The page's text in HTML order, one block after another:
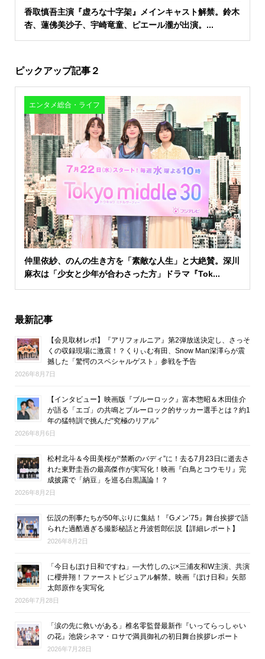
香取慎吾主演『虚ろな十字架』メインキャスト解禁。鈴木
杏、蓮佛美沙子、宇崎竜童、ピエール瀧が出演。...
ピックアップ記事２
エンタメ総合・ライフ
仲里依紗、のんの生き方を「素敵な人生」と大絶賛。深川
麻衣は「少女と少年が合わさった方」ドラマ『Tok...
最新記事
【会見取材レポ】『アリフォルニア』第2弾放送決定し、さっそ
くの収録現場に激震！？くりぃむ有田、Snow Man深澤らが震
撼した「驚愕のスペシャルゲスト」参戦を予告
2026年8月7日
【インタビュー】映画版『ブルーロック』富本惣昭＆木田佳介
が語る「エゴ」の共鳴とブルーロック的サッカー選手とは？約1
年の猛特訓で挑んだ“究極のリアル”
2026年8月6日
松村北斗＆今田美桜が“禁断のバディ”に！去る7月23日に逝去さ
れた東野圭吾の最高傑作が実写化！映画『白鳥とコウモリ』完
成披露で「納豆」を巡る白黒議論！？
2026年8月2日
伝説の刑事たちが50年ぶりに集結！『Gメン’75』舞台挨拶で語
られた過酷過ぎる撮影秘話と丹波哲郎伝説【詳細レポート】
2026年8月2日
「今日もぼけ日和ですね」―大竹しのぶ×三浦友和W主演、共演
に櫻井翔！ファーストビジュアル解禁。映画『ぼけ日和』矢部
太郎原作を実写化
2026年7月28日
「涙の先に救いがある」椎名零監督最新作『いってらっしゃい
の花』池袋シネマ・ロサで満員御礼の初日舞台挨拶レポート
2026年7月28日